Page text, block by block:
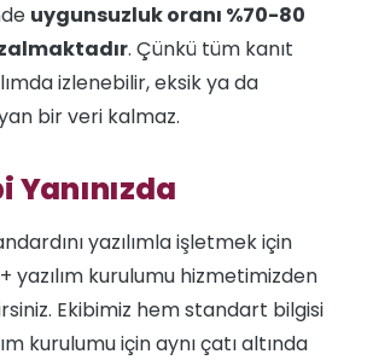
uygunsuzluk oranı %70-80
. Çünkü tüm kanıt
izlenebilir, eksik ya da
bir veri kalmaz.
Yanınızda
yazılımla işletmek için
yazılım kurulumu hizmetimizden
Ekibimiz hem standart bilgisi
kurulumu için aynı çatı altında